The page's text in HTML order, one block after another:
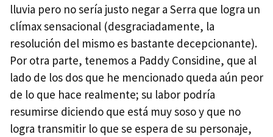
lluvia pero no sería justo negar a Serra que logra un
clímax sensacional (desgraciadamente, la
resolución del mismo es bastante decepcionante).
Por otra parte, tenemos a Paddy Considine, que al
lado de los dos que he mencionado queda aún peor
de lo que hace realmente; su labor podría
resumirse diciendo que está muy soso y que no
logra transmitir lo que se espera de su personaje,